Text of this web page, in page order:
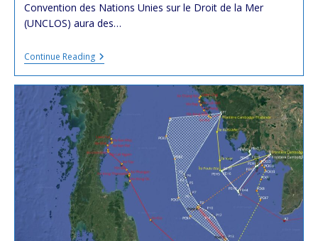
Convention des Nations Unies sur le Droit de la Mer
(UNCLOS) aura des…
Continue ReadingL’Assemblée
Nationale
Du
Cambodge
A
Approuvé
À
L’unanimité
Le
Projet
De
Loi
Sur
La
Ratification
De